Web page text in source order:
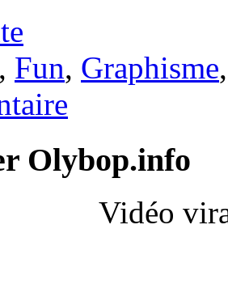
, Fun, Graphisme
Olybop.info
Vidéo